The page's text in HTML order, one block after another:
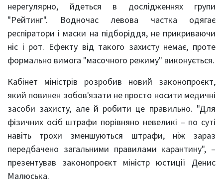
нерегулярно, йдеться в дослідженнях групи
"Рейтинг". Водночас левова частка одягає
респіратори і маски на підборіддя, не прикриваючи
ніс і рот. Ефекту від такого захисту немає, проте
формально вимога "масочного режиму" виконується.
Кабінет міністрів розробив новий законопроєкт,
який повинен зобов'язати не просто носити медичні
засоби захисту, але й робити це правильно. "Для
фізичних осіб штрафи порівняно невеликі – по суті
навіть трохи зменшуються штрафи, ніж зараз
передбачено загальними правилами карантину", –
презентував законопроєкт міністр юстиції Денис
Малюська.